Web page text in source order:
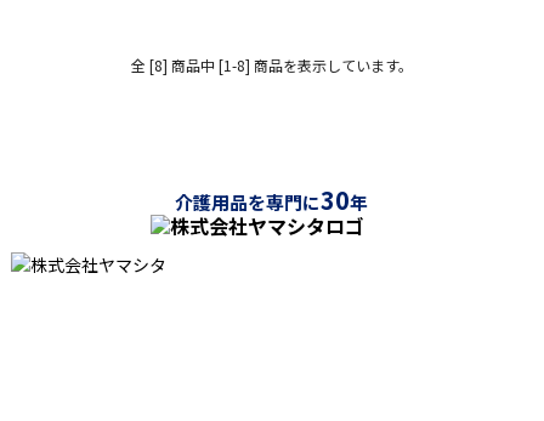
全 [8] 商品中 [1-8] 商品を表示しています。
介護用品を専門に30年